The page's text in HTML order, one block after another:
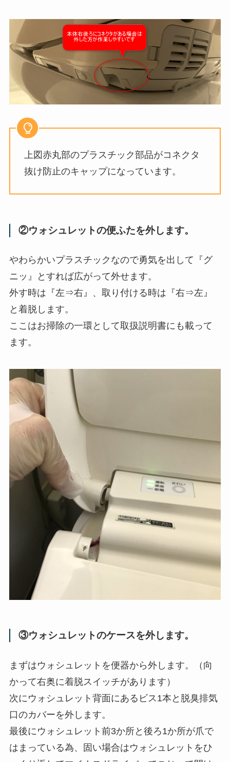
上図赤丸部のプラスチック部品がコネクタ
抜け防止のキャップになっています。
②ウォシュレットの便ふたを外します。
やわらかいプラスチックなので勇気を出して『グ
ニッ』とすれば広がって外せます。
外す時は『左⇒右』、取り付ける時は『右⇒左』
と着脱します。
ここはお掃除の一環として取扱説明書にも載って
ます。
③ウォシュレットのケースを外します。
まずはウォシュレットを便器から外します。（向
かって右奥に着脱スイッチがあります）
次にウォシュレット背面にあるビス1本と脱臭排気
口のカバーを外します。
最後にウォシュレット前3か所と後ろ1か所が爪で
はまっている為、固い場合はウォシュレットをひ